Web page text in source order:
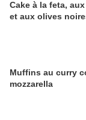
Cake à la feta,
et aux olives
Muffins au curry
mozzarella